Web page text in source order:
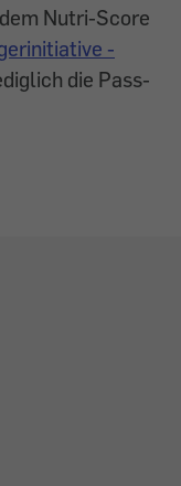
Nutri-Score
-
die Pass-